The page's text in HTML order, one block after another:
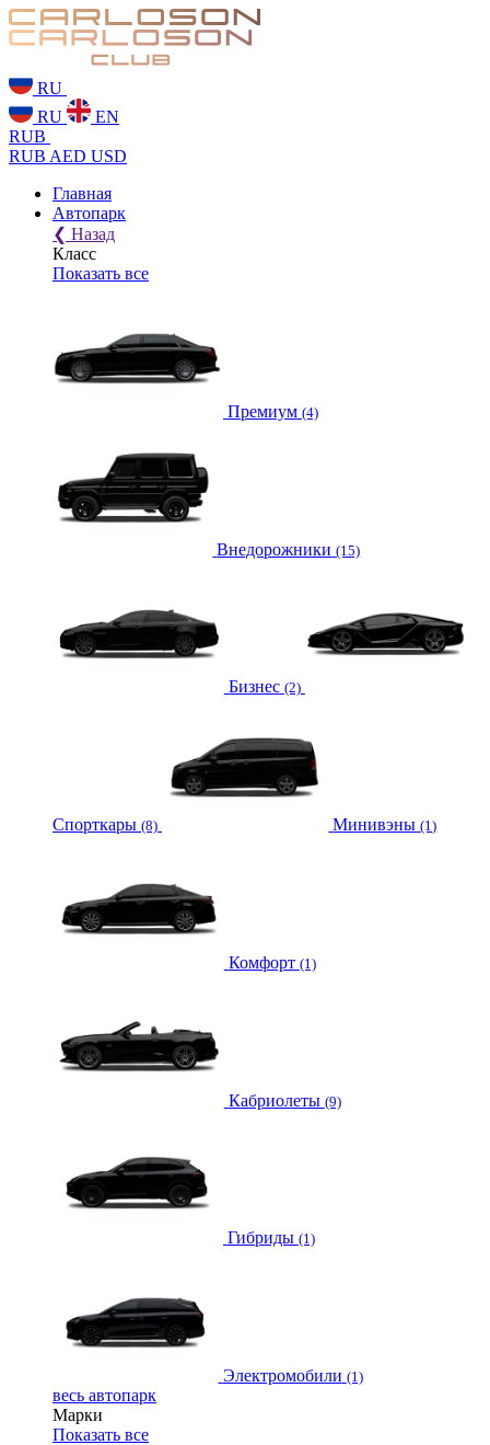
RU
RU
EN
RUB
RUB AED USD
Главная
Автопарк
❮ Назад
Класс
Показать все
Премиум (4)
Внедорожники (15)
Бизнес (2)
Спорткары (8) Минивэны (1)
Комфорт (1)
Кабриолеты (9)
Гибриды (1)
Электромобили (1)
весь автопарк
Марки
Показать все